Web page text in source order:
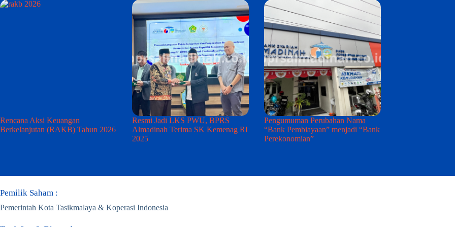
Rencana Aksi Keuangan
Berkelanjutan (RAKB) Tahun 2026
Resmi Jadi LKS PWU, BPRS
Almadinah Terima SK Kemenag RI
2025
Pengumuman Perubahan Nama
“Bank Pembiayaan” menjadi “Bank
Perekonomian”
Pemilik Saham :
Pemerintah Kota Tasikmalaya & Koperasi Indonesia